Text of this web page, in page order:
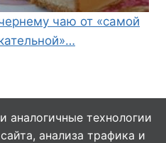
чаю от «самой
- Вкусные Рецепты
аналогичные технологии
анализа трафика и